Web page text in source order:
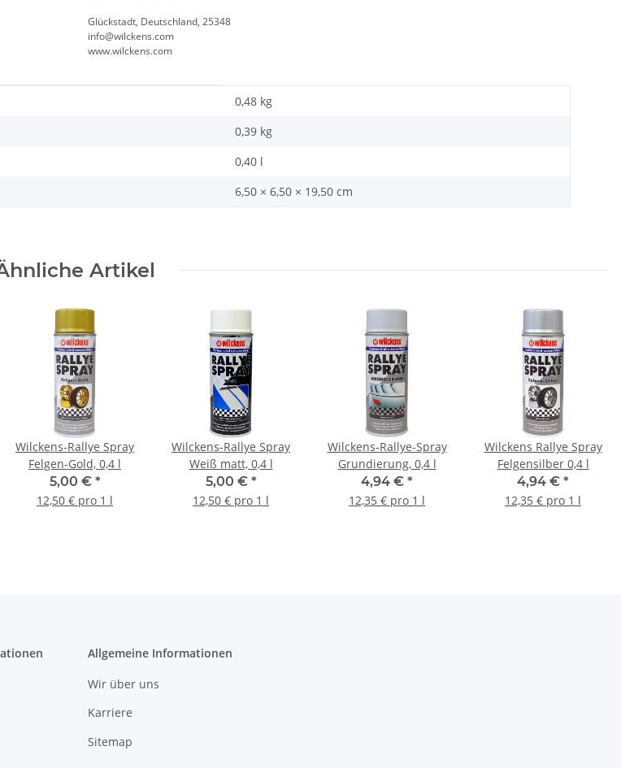
Glückstadt, Deutschland, 25348
info@wilckens.com
www.wilckens.com
0,48 kg
0,39 kg
0,40 l
6,50 × 6,50 × 19,50 cm
Artikel
Wilckens-Rallye Spray
Felgen-Gold, 0,4 l
5,00 € *
12,50 € pro 1 l
Wilckens-Rallye Spray
Weiß matt, 0,4 l
5,00 € *
12,50 € pro 1 l
Wilckens-Rallye-Spray
Grundierung, 0,4 l
4,94 € *
12,35 € pro 1 l
Wilckens Rallye Spray
Felgensilber 0,4 l
4,94 € *
12,35 € pro 1 l
Allgemeine Informationen
Wir über uns
Karriere
Sitemap